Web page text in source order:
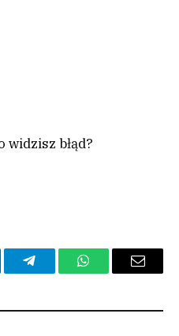
widzisz błąd?
TelegramWhatsAppEmail